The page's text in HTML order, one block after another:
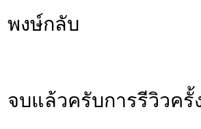
พงษ์กลับ
จบแล้วครับการรีวิวครั้